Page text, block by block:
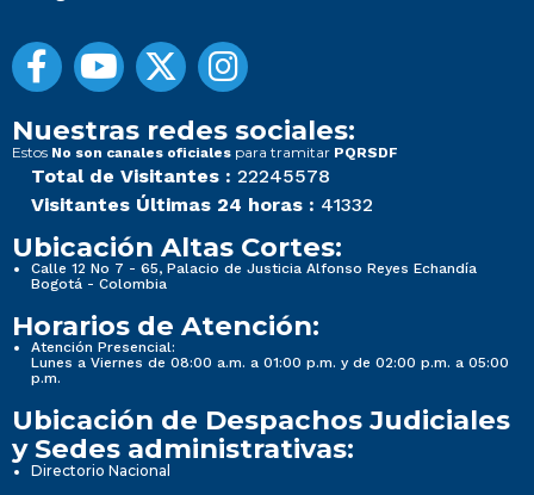
Nuestras redes sociales:
Estos No son canales oficiales para tramitar PQRSDF
Total de Visitantes : 22245578
Visitantes Últimas 24 horas : 41332
Ubicación Altas Cortes:
Calle 12 No 7 - 65, Palacio de Justicia Alfonso Reyes Echandía
Bogotá - Colombia
Horarios de Atención:
Atención Presencial:
Lunes a Viernes de 08:00 a.m. a 01:00 p.m. y de 02:00 p.m. a 05:00
p.m.
Ubicación de Despachos Judiciales
y Sedes administrativas:
Directorio Nacional